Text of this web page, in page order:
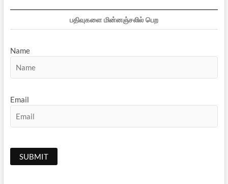
பதிவுகளை மின்னஞ்சலில் பெற
Name
Email